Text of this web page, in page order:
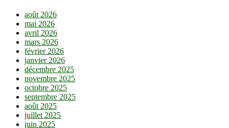
août 2026
mai 2026
avril 2026
mars 2026
février 2026
janvier 2026
décembre 2025
novembre 2025
octobre 2025
septembre 2025
août 2025
juillet 2025
juin 2025